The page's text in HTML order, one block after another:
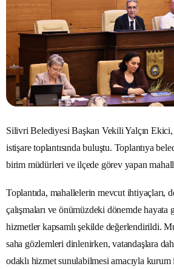
Silivri Belediyesi Başkan Vekili Yalçın Ekici,
istişare toplantısında buluştu. Toplantıya
birim müdürleri ve ilçede görev yapan
Toplantıda, mahallelerin mevcut ihtiyaçları,
çalışmaları ve önümüzdeki dönemde hayata
hizmetler kapsamlı şekilde değerlendirildi.
saha gözlemleri dinlenirken, vatandaşlara
odaklı hizmet sunulabilmesi amacıyla